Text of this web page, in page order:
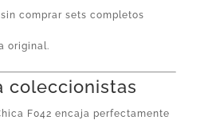
comprar sets completos
original.
coleccionistas
F042 encaja perfectamente